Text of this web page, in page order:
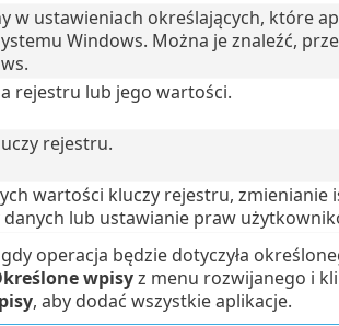
w ustawieniach określających, które
Windows. Można je znaleźć,
rejestru lub jego wartości.
rejestru.
wartości kluczy rejestru, zmienianie
danych lub ustawianie praw
operacja będzie dotyczyła
wpisyz menu rozwijanego i
, aby dodać wszystkie aplikacje.